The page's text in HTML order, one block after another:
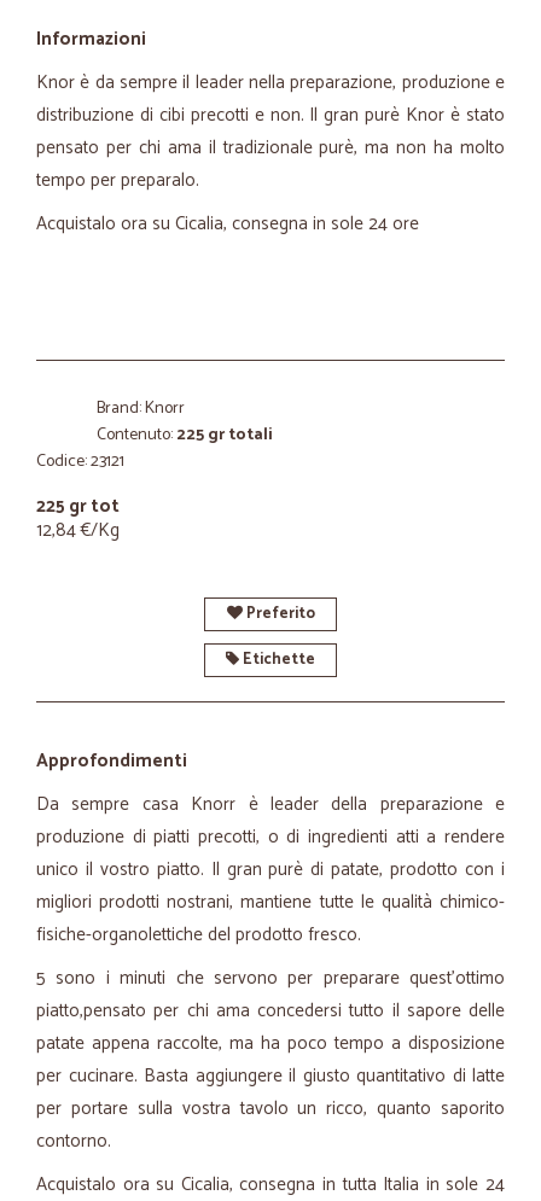
Informazioni
Knor è da sempre il leader nella preparazione, produzione e
distribuzione di cibi precotti e non. Il gran purè Knor è stato
pensato per chi ama il tradizionale purè, ma non ha molto
tempo per preparalo.
Acquistalo ora su Cicalia, consegna in sole 24 ore
Brand: Knorr
Contenuto:225 gr totali
Codice: 23121
225 gr tot
12,84 €/Kg
Preferito
Etichette
Approfondimenti
Da sempre casa Knorr è leader della preparazione e
produzione di piatti precotti, o di ingredienti atti a rendere
unico il vostro piatto. Il gran purè di patate, prodotto con i
migliori prodotti nostrani, mantiene tutte le qualità chimico-
fisiche-organolettiche del prodotto fresco.
5 sono i minuti che servono per preparare quest'ottimo
piatto,pensato per chi ama concedersi tutto il sapore delle
patate appena raccolte, ma ha poco tempo a disposizione
per cucinare. Basta aggiungere il giusto quantitativo di latte
per portare sulla vostra tavolo un ricco, quanto saporito
contorno.
Acquistalo ora su Cicalia, consegna in tutta Italia in sole 24